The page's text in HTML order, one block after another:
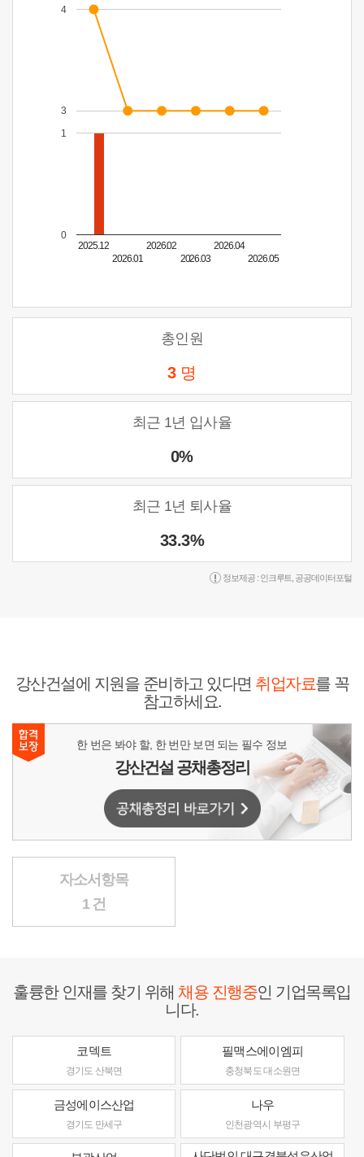
2025.12
2026.01
2026.02
2026.03
2026.04
2026.05
0
1
3
4
총인원
3 명
최근 1년 입사율
0%
최근 1년 퇴사율
33.3%
정보제공 : 인크루트 공공데이터포털
강산건설에 지원을 준비하고 있다면 취업자료를 꼭
참고하세요.
한 번은 봐야 할, 한 번만 보면 되는 필수 정보
강산건설 공채총정리
자소서항목
1 건
훌륭한 인재를 찾기 위해채용 진행중인 기업목록입
니다.
코덱트
경기도 산북면
필맥스에이엠피
충청북도 대소원면
금성에이스산업
경기도 만세구
나우
인천광역시 부평구